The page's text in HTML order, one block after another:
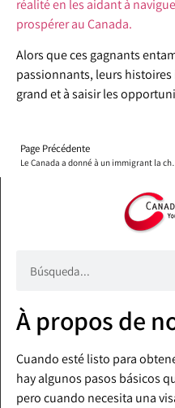
réalité en les aidant à
prospérer au Canada.
Alors que ces gagnants
passionnants, leurs
grand et à saisir les
Page Précédente
Le Canada a
À propos de
Cuando esté listo para
hay algunos pasos básicos
pero cuando necesita una